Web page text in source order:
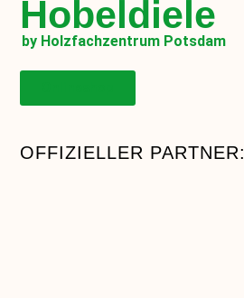
Hobeldiele
by Holzfachzentrum Potsdam
OFFIZIELLER PARTNER: